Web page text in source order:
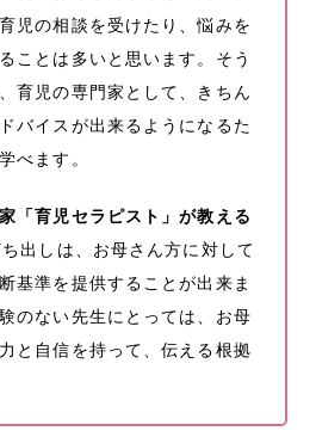
児の相談を受けたり、悩みを
ことは多いと思います。そう
育児の専門家として、きちん
バイスが出来るようになるた
べます。
「育児セラピスト」が教える
出しは、お母さん方に対して
基準を提供することが出来ま
のない先生にとっては、お母
と自信を持って、伝える根拠